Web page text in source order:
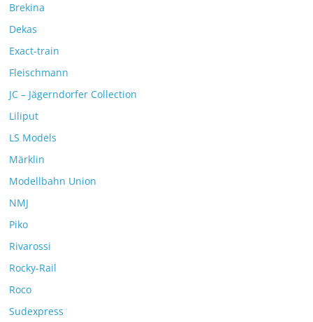
Brekina
Dekas
Exact-train
Fleischmann
JC – Jägerndorfer Collection
Liliput
LS Models
Märklin
Modellbahn Union
NMJ
Piko
Rivarossi
Rocky-Rail
Roco
Sudexpress